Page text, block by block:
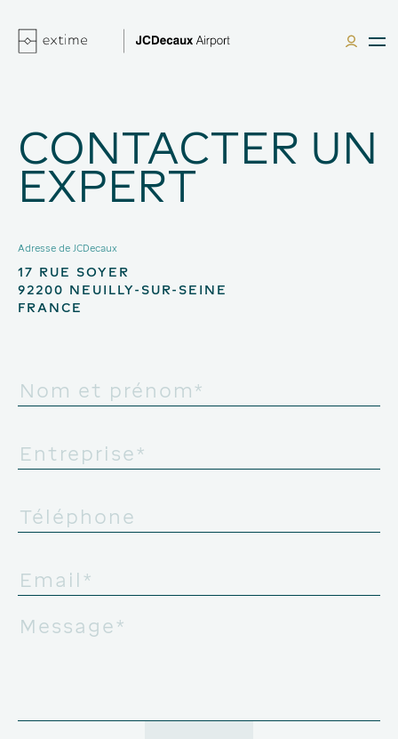
CONTACTER UN
EXPERT
Adresse de JCDecaux
17 RUE SOYER
92200 NEUILLY-SUR-SEINE
FRANCE